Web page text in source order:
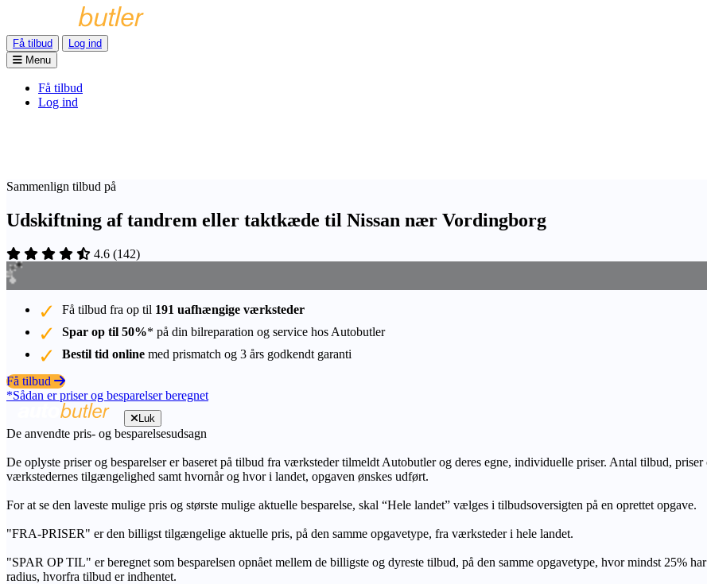
Få tilbud
Log ind
Menu
Få tilbud
Log ind
Sammenlign tilbud på
Udskiftning af tandrem eller taktkæde til Nissan nær Vordingborg
4.6 (142)
Få tilbud fra op til 191 uafhængige værksteder
Spar op til 50%* på din bilreparation og service hos Autobutler
Bestil tid online med prismatch og 3 års godkendt garanti
Få tilbud
*Sådan er priser og besparelser beregnet
Luk
De anvendte pris- og besparelsesudsagn
De oplyste priser og besparelser er baseret på tilbud fra værksteder tilmeldt Autobutler og deres egne, individuelle priser. Antal tilbud,
værkstedernes tilgængelighed samt hvornår og hvor i landet, opgaven ønskes udført.
For at se den laveste mulige pris og største mulige aktuelle besparelse, skal “Hele landet” vælges i tilbudsoversigten på en oprettet opgave.
"FRA-PRISER" er den billigst tilgængelige aktuelle pris, på den samme opgavetype, fra værksteder i hele landet.
"SPAR OP TIL" er beregnet som besparelsen opnået mellem de billigste og dyreste tilbud, på den samme opgavetype, hvor mindst 25%
radius, hvorfra tilbud er indhentet.